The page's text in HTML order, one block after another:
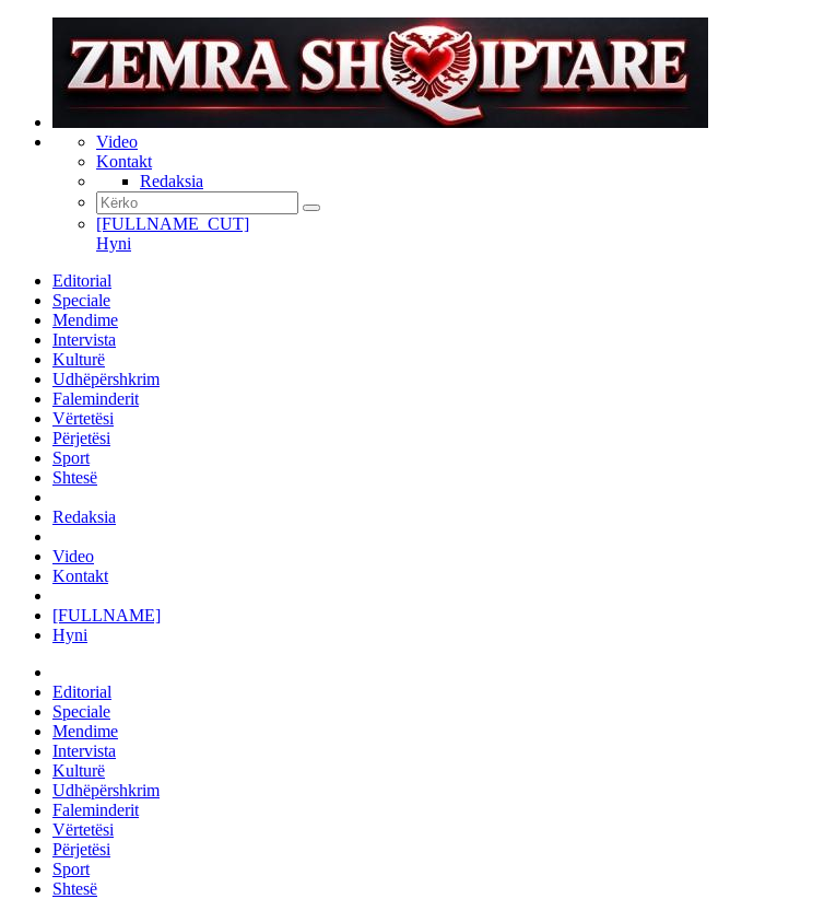
Video
Kontakt
Redaksia
[FULLNAME_CUT]
Hyni
Editorial
Speciale
Mendime
Intervista
Kulturë
Udhëpërshkrim
Faleminderit
Vërtetësi
Përjetësi
Sport
Shtesë
Redaksia
Video
Kontakt
[FULLNAME]
Hyni
Editorial
Speciale
Mendime
Intervista
Kulturë
Udhëpërshkrim
Faleminderit
Vërtetësi
Përjetësi
Sport
Shtesë